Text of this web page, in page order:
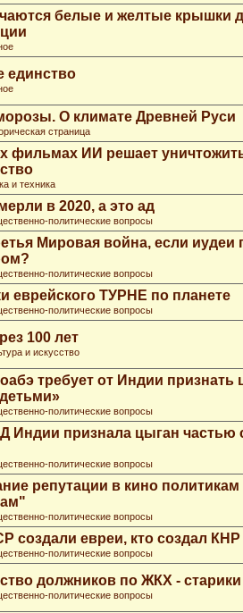
белые и желтые крышки
единство
О климате Древней Руси
страница
фильмах ИИ решает
и техника
в 2020, а это ад
политические вопросы
Мировая война, если иудеи
политические вопросы
еврейского ТУРНЕ по планете
политические вопросы
100 лет
и искусство
требует от Индии признать
политические вопросы
Индии признала цыган частью
политические вопросы
репутации в кино политикам
политические вопросы
создали евреи, кто создал
политические вопросы
должников по ЖКХ - старики
политические вопросы